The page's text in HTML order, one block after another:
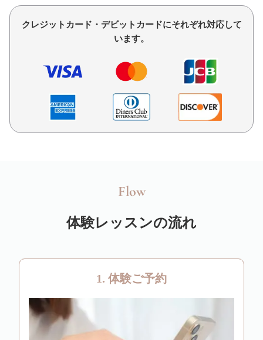
クレジットカード・デビットカードにそれぞれ対応して
います。
Flow
体験レッスンの流れ
1. 体験ご予約